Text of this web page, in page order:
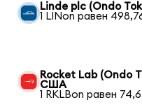
Linde plc (Ondo
1 LINon равен
Rocket Lab (Ondo
США
1 RKLBon равен